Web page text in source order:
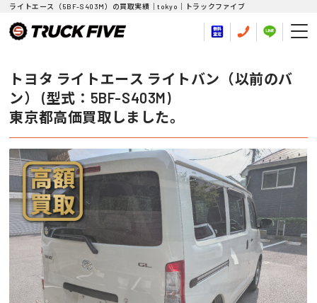
ライトエース（5BF-S403M）の買取実績｜tokyo｜トラックファイブ
トヨタ ライトエース ライトバン（以前のバ
ン） (型式：5BF-S403M)
東京都高価買取しました。